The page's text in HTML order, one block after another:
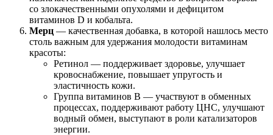
со злокачественными опухолями и дефицитом
витаминов D и кобальта.
Мерц — качественная добавка, в которой нашлось место
столь важным для удержания молодости витаминам
красоты:
Ретинол — поддерживает здоровье, улучшает
кровоснабжение, повышает упругость и
эластичность кожи.
Группа витаминов В — участвуют в обменных
процессах, поддерживают работу ЦНС, улучшают
водный обмен, выступают в роли катализаторов
энергии.